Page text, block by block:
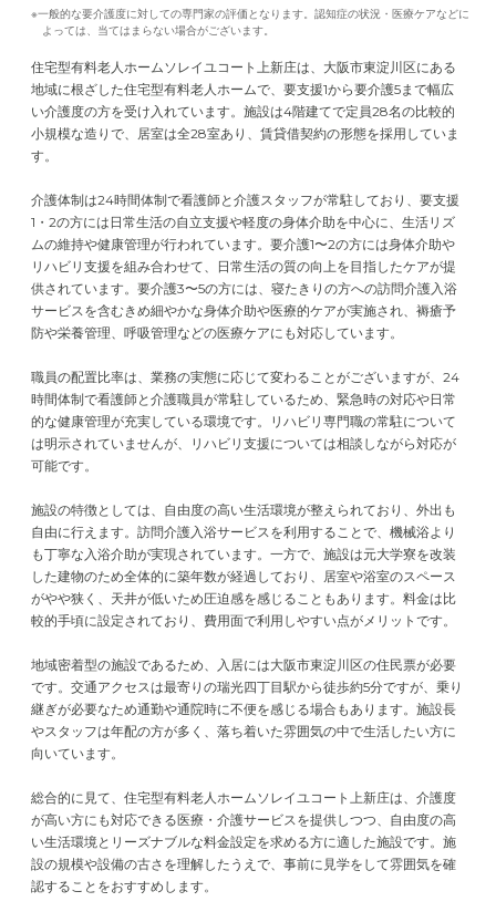
※一般的な要介護度に対しての専門家の評価となります。認知症の状況・医療ケアなどに
よっては、当てはまらない場合がございます。
住宅型有料老人ホームソレイユコート上新庄は、大阪市東淀川区にある
地域に根ざした住宅型有料老人ホームで、要支援1から要介護5まで幅広
い介護度の方を受け入れています。施設は4階建てで定員28名の比較的
小規模な造りで、居室は全28室あり、賃貸借契約の形態を採用していま
す。
介護体制は24時間体制で看護師と介護スタッフが常駐しており、要支援
1・2の方には日常生活の自立支援や軽度の身体介助を中心に、生活リズ
ムの維持や健康管理が行われています。要介護1〜2の方には身体介助や
リハビリ支援を組み合わせて、日常生活の質の向上を目指したケアが提
供されています。要介護3〜5の方には、寝たきりの方への訪問介護入浴
サービスを含むきめ細やかな身体介助や医療的ケアが実施され、褥瘡予
防や栄養管理、呼吸管理などの医療ケアにも対応しています。
職員の配置比率は、業務の実態に応じて変わることがございますが、24
時間体制で看護師と介護職員が常駐しているため、緊急時の対応や日常
的な健康管理が充実している環境です。リハビリ専門職の常駐について
は明示されていませんが、リハビリ支援については相談しながら対応が
可能です。
施設の特徴としては、自由度の高い生活環境が整えられており、外出も
自由に行えます。訪問介護入浴サービスを利用することで、機械浴より
も丁寧な入浴介助が実現されています。一方で、施設は元大学寮を改装
した建物のため全体的に築年数が経過しており、居室や浴室のスペース
がやや狭く、天井が低いため圧迫感を感じることもあります。料金は比
較的手頃に設定されており、費用面で利用しやすい点がメリットです。
地域密着型の施設であるため、入居には大阪市東淀川区の住民票が必要
です。交通アクセスは最寄りの瑞光四丁目駅から徒歩約5分ですが、乗り
継ぎが必要なため通勤や通院時に不便を感じる場合もあります。施設長
やスタッフは年配の方が多く、落ち着いた雰囲気の中で生活したい方に
向いています。
総合的に見て、住宅型有料老人ホームソレイユコート上新庄は、介護度
が高い方にも対応できる医療・介護サービスを提供しつつ、自由度の高
い生活環境とリーズナブルな料金設定を求める方に適した施設です。施
設の規模や設備の古さを理解したうえで、事前に見学をして雰囲気を確
認することをおすすめします。